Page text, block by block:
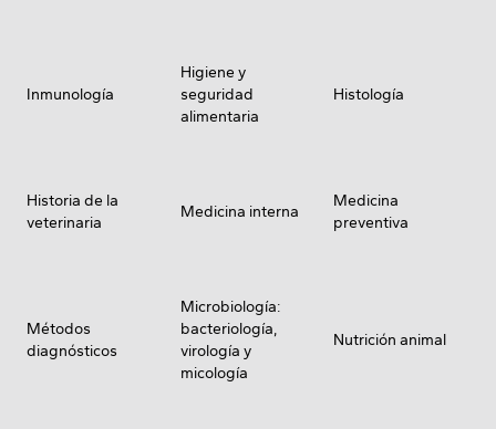
Inmunología
Higiene y
seguridad
alimentaria
Histología
Historia de la
veterinaria
Medicina interna
Medicina
preventiva
Métodos
diagnósticos
Microbiología:
bacteriología,
virología y
micología
Nutrición animal